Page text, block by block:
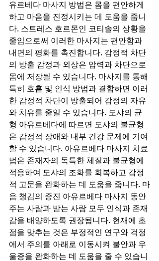
유르베다 마사지 방법은 몸을 편안하게
하고 마음을 진정시키는 데 도움을 줍니
다. 스트레스 호르몬인 코티솔의 상황을
줄임으로써 이러한 마사지는 편안함과
내면의 평화를 촉진합니다. 감정적 차단
의 방출 감정과 외상은 압력과 차단으로
몸에 저장될 수 있습니다. 마사지를 통해
특히 호흡 및 인식 방법과 결합하면 이러
한 감정적 차단이 방출되어 감정의 자유
와 치유를 줄일 수 있습니다. 도샤의 균
형 아유르베다에 따르면 도샤의 불균형
은 감정적 장애와 내부 건강 문제에 기여
할 수 있습니다. 아유르베다 마사지 치료
법은 존재자의 독특한 체질과 불균형에
적응하여 도샤의 조화를 회복하고 감정
적 고문을 완화하는 데 도움을 줍니다. 마
음 챙김의 증진 아유르베다 마사지 동안
주는 사람과 받는 사람 모두 인식과 존재
감을 배양하도록 권장됩니다. 현재에 초
점을 맞추는 것은 부정적인 연구와 걱정
에서 주의를 아래로 이동시켜 불안과 우
울증을 완화하는 데 도움을 줄 수 있습니